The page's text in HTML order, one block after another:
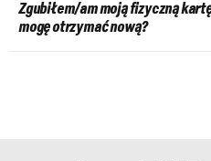
Zgubiłem/am moją fizyczną
mogę otrzymać nową?